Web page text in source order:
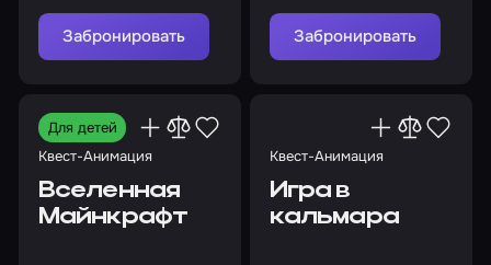
Забронировать Забронировать
Для детей
Квест-Анимация
Вселенная
Майнкрафт
Квест-Анимация
Игра в
кальмара